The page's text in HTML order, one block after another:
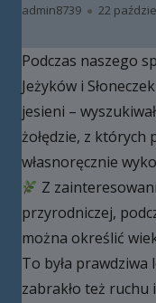
Autor
admin8739 22
Podczas naszego
Jeżyków i
jesieni –
żołędzie, z których
własnoręcznie
Z
przyrodniczej,
można określić
To była
zabrakło też ruchu